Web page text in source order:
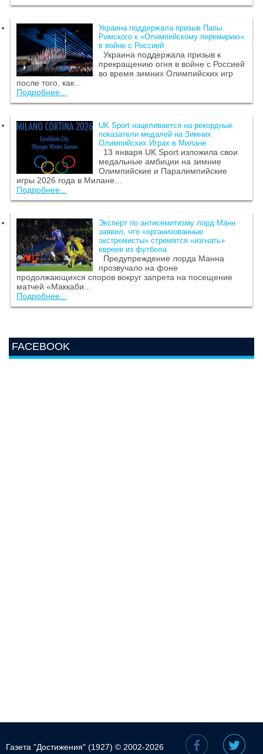
Украина поддержала призыв Папы
Римского к «Олимпийскому перемирию»
в войне с Россией
Украина поддержала призыв к
прекращению огня в войне с Россией
во время зимних Олимпийских игр
после того, как...
Подробнее...
UK Sport нацеливается на рекордные
показатели медалей на Зимних
Олимпийских Играх в Милане
13 января UK Sport изложила свои
медальные амбиции на зимние
Олимпийские и Паралимпийские
игры 2026 года в Милане...
Подробнее...
Эксперт по антисемитизму лорд Манн
заявил, что «организованные
экстремисты» стремятся «изгнать»
евреев из футбола
Предупреждение лорда Манна
прозвучало на фоне
продолжающихся споров вокруг запрета на посещение
матчей «Маккаби...
Подробнее...
FACEBOOK
Газета "Достижения" (1927) © 2002-2026